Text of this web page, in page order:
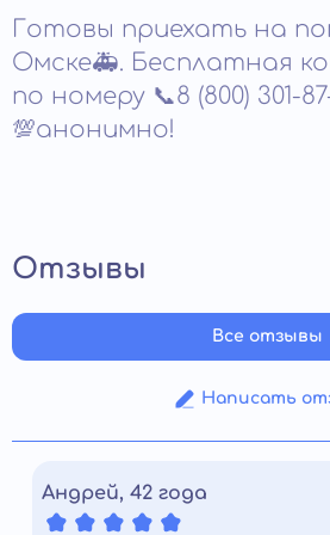
итогам наблюдения и
Выход из центра планируется,
Готовы приехать на
Омске🚑. Бесплатная
по номеру 📞8 (800) 301-
💯анонимно!
Отзывы
Написать
Все отзывы
Андрей, 42 года